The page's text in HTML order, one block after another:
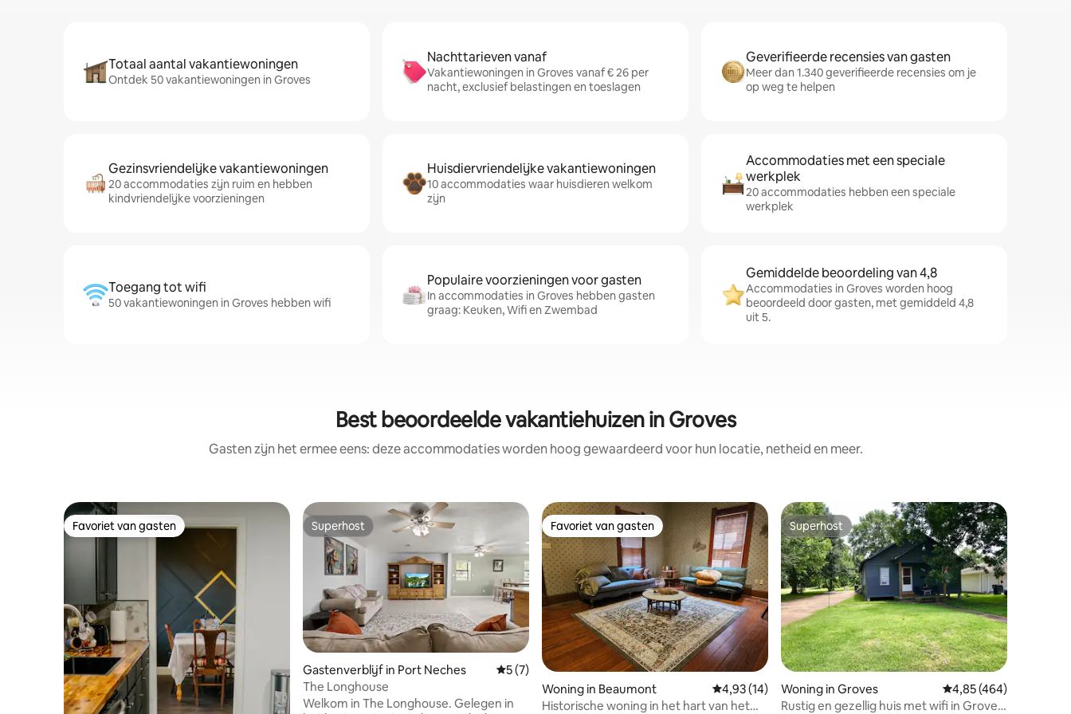
Totaal aantal vakantiewoningen
Ontdek 50 vakantiewoningen in Groves
Nachttarieven vanaf
Vakantiewoningen in Groves vanaf € 26 per
nacht, exclusief belastingen en toeslagen
Geverifieerde recensies van gasten
Meer dan 1.340 geverifieerde recensies om je
op weg te helpen
Gezinsvriendelijke vakantiewoningen
20 accommodaties zijn ruim en hebben
kindvriendelijke voorzieningen
Huisdiervriendelijke vakantiewoningen
10 accommodaties waar huisdieren welkom
zijn
Accommodaties met een speciale
werkplek
20 accommodaties hebben een speciale
werkplek
Toegang tot wifi
50 vakantiewoningen in Groves hebben wifi
Populaire voorzieningen voor gasten
In accommodaties in Groves hebben gasten
graag: Keuken, Wifi en Zwembad
Gemiddelde beoordeling van 4,8
Accommodaties in Groves worden hoog
beoordeeld door gasten, met gemiddeld 4,8
uit 5.
Best beoordeelde vakantiehuizen in Groves
Gasten zijn het ermee eens: deze accommodaties worden hoog gewaardeerd voor hun locatie, netheid en meer.
Favoriet van gasten
Favoriet van gasten Superhost
Superhost
Gastenverblijf in Port Neches Gemiddelde beoordeling van 5 uit 5, 7 recensies
5 (7)
The Longhouse
Welkom in The Longhouse. Gelegen in
Favoriet van gasten
Favoriet van gasten
Woning in Beaumont Gemiddelde beoordeling van 4,93 uit 5, 14 recensies
4,93 (14)
Historische woning in het hart van het
Superhost
Superhost
Woning in Groves Gemiddelde
4,85 (464)
Rustig en gezellig huis met wifi in Groves,